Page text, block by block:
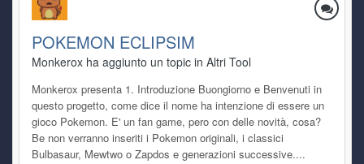
POKEMON ECLIPSIM
Monkerox ha aggiunto un topic in Altri Tool
Monkerox presenta 1. Introduzione Buongiorno e Benvenuti in
questo progetto, come dice il nome ha intenzione di essere un
gioco Pokemon. E' un fan game, pero con delle novità, cosa?
Be non verranno inseriti i Pokemon originali, i classici
Bulbasaur, Mewtwo o Zapdos e generazioni successive....